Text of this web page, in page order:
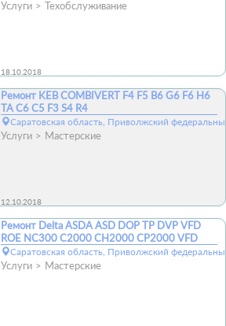
Услуги Техобслуживание
18.10.2018
Ремонт KEB COMBIVERT F4 F5 B6 G6 F6 H6
TA C6 C5 F3 S4 R4
Саратовская область, Приволжский
Услуги Мастерские
12.10.2018
Ремонт Delta ASDA ASD DOP TP DVP VFD
ROE NC300 C2000 CH2000 CP2000 VFD
Саратовская область, Приволжский
Услуги Мастерские